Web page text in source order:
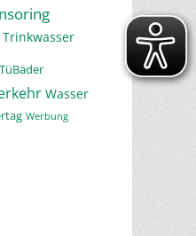
Trinkwasser
TüBäder
Wasser
Werbung